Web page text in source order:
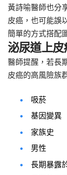
黃詩喻醫師也分
皮癌，也可能誤
簡單的方式搭配
泌尿道上
醫師提醒，若長
皮癌的高風險族
吸菸
基因變異
家族史
男性
長期暴露